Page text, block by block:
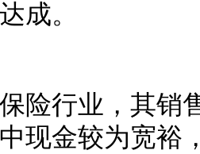
成。
险行业，其销
现金较为宽裕